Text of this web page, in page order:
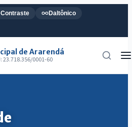
Contraste Daltônico
de Ararendá
23.718.356/0001-60